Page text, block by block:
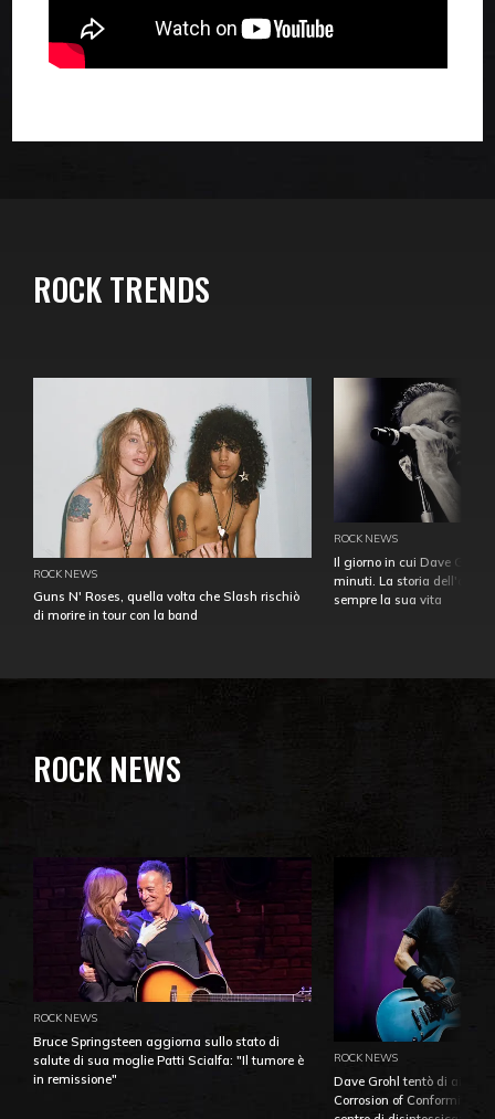
ROCK TRENDS
ROCK NEWS
Guns N' Roses, quella volta che Slash rischiò
di morire in tour con la band
ROCK NEWS
Il giorno in cui Dave
minuti. La storia
sempre la sua vita
ROCK NEWS
ROCK NEWS
Bruce Springsteen aggiorna sullo stato di
salute di sua moglie Patti Scialfa: "Il tumore è
in remissione"
ROCK NEWS
Dave Grohl tentò di
Corrosion of Conformity